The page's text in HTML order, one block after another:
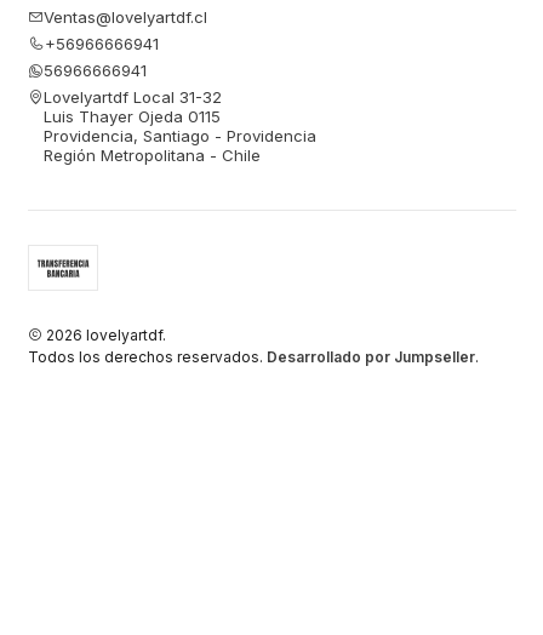
Ventas@lovelyartdf.cl
+56966666941
56966666941
Lovelyartdf Local 31-32
Luis Thayer Ojeda 0115
Providencia, Santiago - Providencia
Región Metropolitana - Chile
2026 lovelyartdf.
Todos los derechos reservados. Desarrollado por Jumpseller.